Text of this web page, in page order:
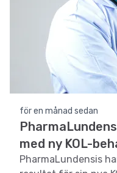
för en månad sedan
med ny KOL-
PharmaLundensis